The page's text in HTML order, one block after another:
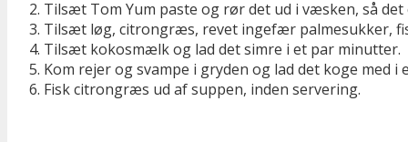
Tilsæt Tom Yum paste og rør det ud i væsken, så det
Tilsæt løg, citrongræs, revet ingefær palmesukker,
Tilsæt kokosmælk og lad det simre i et par minutter.
Kom rejer og svampe i gryden og lad det koge med
Fisk citrongræs ud af suppen, inden servering.